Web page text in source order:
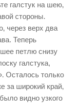
галстук на шею,
стороны.
через верх два
Теперь
петлю снизу
галстука,
Осталось только
за широкий край,
видно узкого